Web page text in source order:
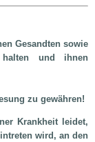
Gesandten sowie
und ihnen
zu gewähren!
Krankheit leidet,
wird, an den